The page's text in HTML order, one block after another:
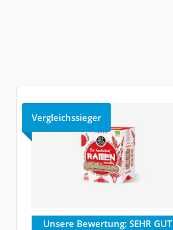
Vergleichssieger
Unsere Bewertung: SEHR GUT